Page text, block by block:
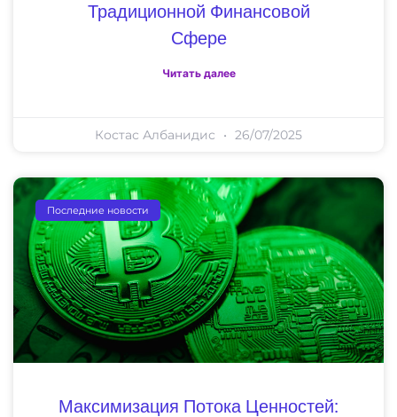
Традиционной Финансовой
Сфере
Читать далее
Костас Албанидис 26/07/2025
Последние новости
Максимизация Потока Ценностей: